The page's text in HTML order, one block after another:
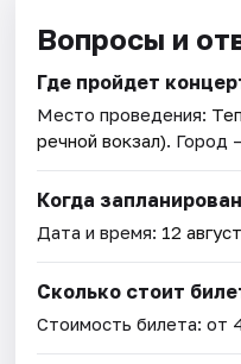
Вопросы и
Где пройдет
Место проведения:
речной вокзал). Город
Когда
Дата и время: 12
Сколько стоит
Стоимость билета: от